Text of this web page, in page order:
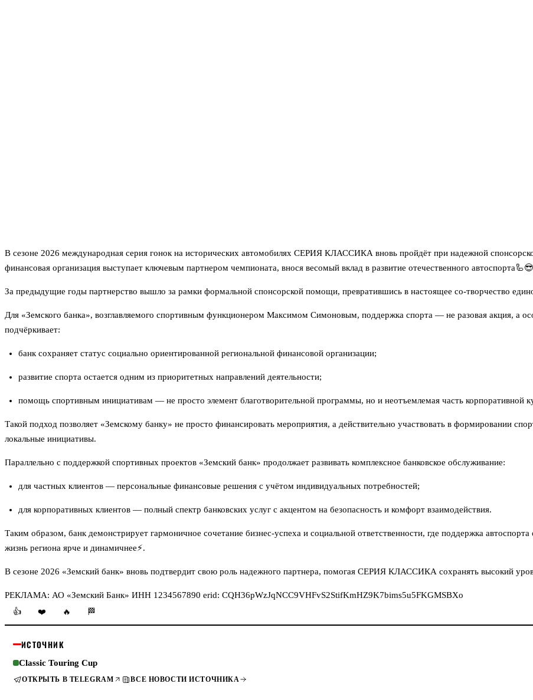
В сезоне 2026 международная серия гонок на исторических автомобилях СЕРИЯ КЛАССИКА вновь пройдёт при надежной
финансовая организация выступает ключевым партнером чемпионата, внося весомый вклад в развитие отечественного
За предыдущие годы партнерство вышло за рамки формальной спонсорской помощи, превратившись в настоящее со‑творчество
Для «Земского банка», возглавляемого спортивным функционером Максимом Симоновым, поддержка спорта — не разовая акция, а
подчёркивает:
банк сохраняет статус социально ориентированной региональной финансовой организации;
развитие спорта остается одним из приоритетных направлений деятельности;
помощь спортивным инициативам — не просто элемент благотворительной программы, но и неотъемлемая часть корпоративной
Такой подход позволяет «Земскому банку» не просто финансировать мероприятия, а действительно участвовать в формировании
локальные инициативы.
Параллельно с поддержкой спортивных проектов «Земский банк» продолжает развивать комплексное банковское обслуживание:
для частных клиентов — персональные финансовые решения с учётом индивидуальных потребностей;
для корпоративных клиентов — полный спектр банковских услуг с акцентом на безопасность и комфорт взаимодействия.
Таким образом, банк демонстрирует гармоничное сочетание бизнес‑успеха и социальной ответственности, где поддержка
жизнь региона ярче и динамичнее⚡️.
В сезоне 2026 «Земский банк» вновь подтвердит свою роль надежного партнера, помогая СЕРИЯ КЛАССИКА сохранять высокий
РЕКЛАМА: АО «Земский Банк» ИНН 1234567890 erid: CQH36pWzJqNCC9VHFvS2StifKmHZ9K7bims5u5FKGMSBXo
👍
❤️ 🔥 🏁
ИСТОЧНИК
Classic Touring Cup
ОТКРЫТЬ В TELEGRAM ВСЕ НОВОСТИ ИСТОЧНИКА